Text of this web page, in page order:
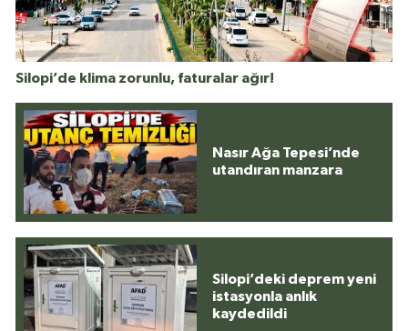
Silopi’de klima zorunlu, faturalar ağır!
Nasır Ağa Tepesi’nde
utandıran manzara
Silopi’deki deprem yeni
istasyonla anlık
kaydedildi